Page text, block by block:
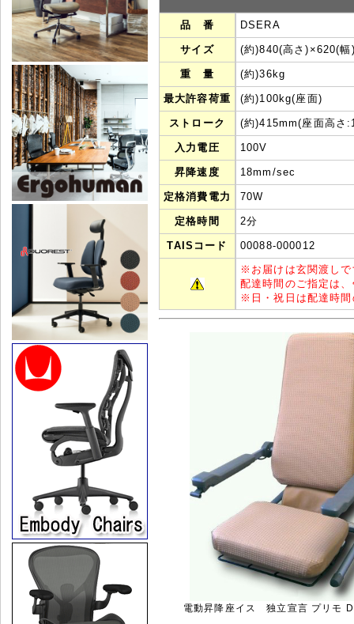
品 番 DSERA
サイズ (約)840(高さ)×620(
重 量 (約)36kg
最大許容荷重 (約)100kg(座面)
ストローク (約)415mm(座面高さ
入力電圧 100V
昇降速度 18mm/sec
定格消費電力 70W
定格時間 2分
TAISコード
00088-000012
※ お届けは玄関渡し
配達時間のご指定は
※ 日・祝日は配達時
電動昇降座イス 独立宣言 プリモ